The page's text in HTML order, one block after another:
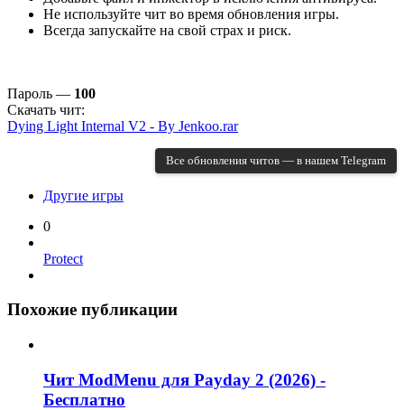
Не используйте чит во время обновления игры.
Всегда запускайте на свой страх и риск.
Пароль — 100
Скачать чит:
Dying Light Internal V2 - By Jenkoo.rar
Все обновления читов — в нашем Telegram
Другие игры
0
Protect
Похожие публикации
Чит ModMenu для Payday 2 (2026) -
Бесплатно